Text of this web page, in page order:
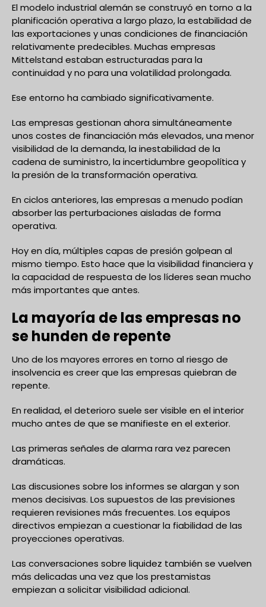
El modelo industrial alemán se construyó en torno a la
planificación operativa a largo plazo, la estabilidad de
las exportaciones y unas condiciones de financiación
relativamente predecibles. Muchas empresas
Mittelstand estaban estructuradas para la
continuidad y no para una volatilidad prolongada.
Ese entorno ha cambiado significativamente.
Las empresas gestionan ahora simultáneamente
unos costes de financiación más elevados, una menor
visibilidad de la demanda, la inestabilidad de la
cadena de suministro, la incertidumbre geopolítica y
la presión de la transformación operativa.
En ciclos anteriores, las empresas a menudo podían
absorber las perturbaciones aisladas de forma
operativa.
Hoy en día, múltiples capas de presión golpean al
mismo tiempo. Esto hace que la visibilidad financiera y
la capacidad de respuesta de los líderes sean mucho
más importantes que antes.
La mayoría de las empresas no
se hunden de repente
Uno de los mayores errores en torno al riesgo de
insolvencia es creer que las empresas quiebran de
repente.
En realidad, el deterioro suele ser visible en el interior
mucho antes de que se manifieste en el exterior.
Las primeras señales de alarma rara vez parecen
dramáticas.
Las discusiones sobre los informes se alargan y son
menos decisivas. Los supuestos de las previsiones
requieren revisiones más frecuentes. Los equipos
directivos empiezan a cuestionar la fiabilidad de las
proyecciones operativas.
Las conversaciones sobre liquidez también se vuelven
más delicadas una vez que los prestamistas
empiezan a solicitar visibilidad adicional.